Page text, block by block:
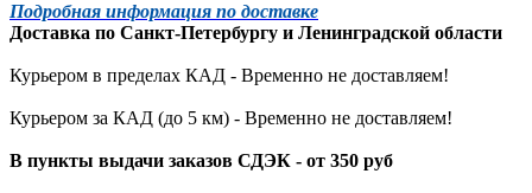
Подробная информация по доставке
Доставка по Санкт-Петербургу и Ленинградской области
Курьером в пределах КАД - Временно не доставляем!
Курьером за КАД (до 5 км) - Временно не доставляем!
В пункты выдачи заказов СДЭК - от 350 руб